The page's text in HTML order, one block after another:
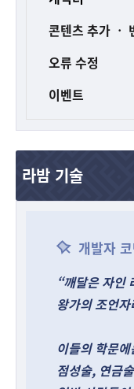
콘텐츠 추가 ㆍ
오류 수정
이벤트
라밤 기술
개발자
“깨달은 자인
왕가의 조언
이들의 학문
점성술, 연금